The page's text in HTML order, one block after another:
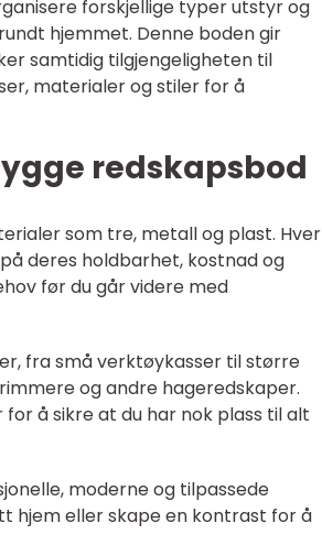
forskjellige typer utstyr og
hjemmet. Denne boden gir
samtidig tilgjengeligheten til
materialer og stiler for å
redskapsbod
som tre, metall og plast. Hver
deres holdbarhet, kostnad og
før du går videre med
fra små verktøykasser til større
og andre hageredskaper.
å sikre at du har nok plass til alt
moderne og tilpassede
hjem eller skape en kontrast for å